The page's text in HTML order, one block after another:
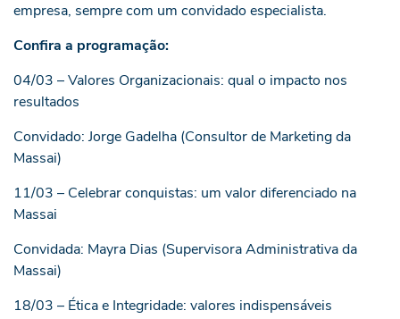
empresa, sempre com um convidado especialista.
Confira a programação:
04/03 – Valores Organizacionais: qual o impacto nos
resultados
Convidado: Jorge Gadelha (Consultor de Marketing da
Massai)
11/03 – Celebrar conquistas: um valor diferenciado na
Massai
Convidada: Mayra Dias (Supervisora Administrativa da
Massai)
18/03 – Ética e Integridade: valores indispensáveis